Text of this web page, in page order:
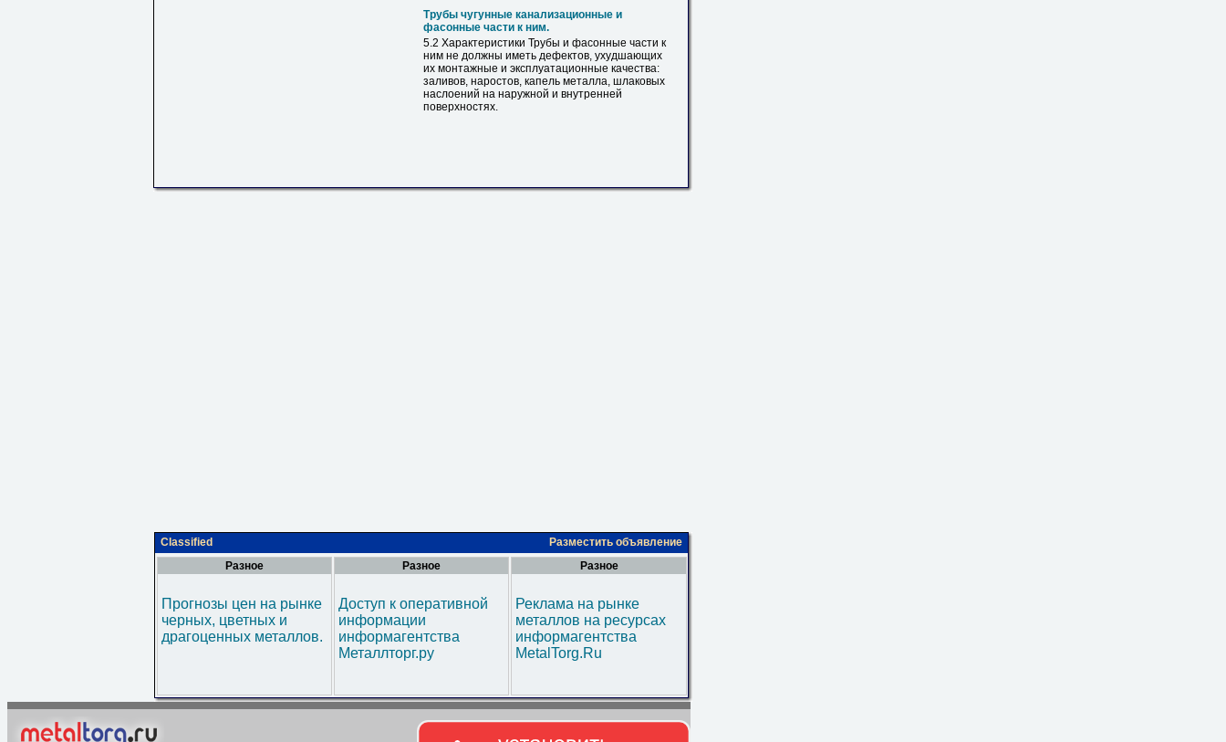
Трубы чугунные канализационные и
фасонные части к ним.
5.2 Характеристики Трубы и фасонные части к
ним не должны иметь дефектов, ухудшающих
их монтажные и эксплуатационные качества:
заливов, наростов, капель металла, шлаковых
наслоений на наружной и внутренней
поверхностях.
Classified
Разместить объявление
Разное
Прогнозы цен на рынке
черных, цветных и
драгоценных металлов.
Разное
Доступ к оперативной
информации
информагентства
Металлторг.ру
Разное
Реклама на рынке
металлов на ресурсах
информагентства
MetalTorg.Ru